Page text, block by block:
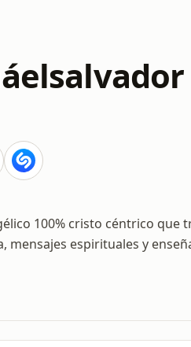
100% cristo céntrico que
mensajes espirituales y